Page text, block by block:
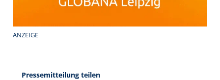
ANZEIGE
Pressemitteilung teilen